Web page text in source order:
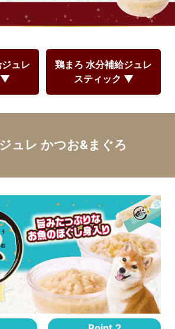
ュレ
▼
鶏まろ 水分補給ジュレ
スティック ▼
ュレ かつお&まぐろ